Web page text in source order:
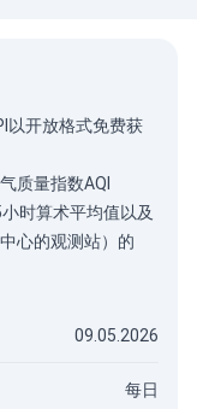
以开放格式免费获
质量指数AQI
时算术平均值以及
心的观测站）的
09.05.2026
每日